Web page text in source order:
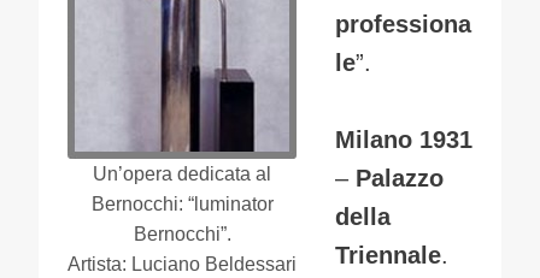
Un’opera dedicata al
Bernocchi: “luminator
Bernocchi”.
Artista: Luciano Beldessari
professiona
le”.
Milano 1931
– Palazzo
della
Triennale.